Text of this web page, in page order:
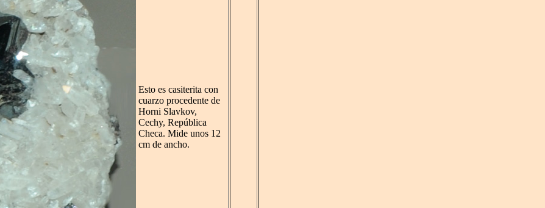
Esto es casiterita con
cuarzo procedente de
Horni Slavkov,
Cechy, República
Checa. Mide unos 12
cm de ancho.